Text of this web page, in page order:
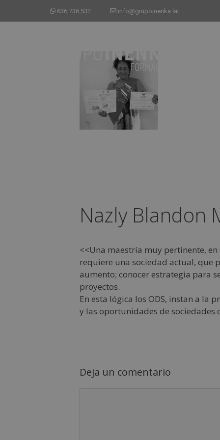
636 736 532 info@grupoinenka.lat
Nazly Blandon
<<Una maestría muy pertinente,
requiere una sociedad actual, que
aumento; conocer estrategia para
proyectos.
En esta lógica los ODS, instan a la
y las oportunidades de
Deja un comentario